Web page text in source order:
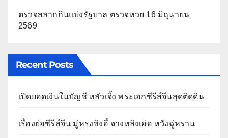
ตรวจสลากกินแบ่งรัฐบาล ตรวจหวย 16 มิถุนายน
2569
Recent Posts
เปิดยอดเงินในบัญชี หลัวเจิ้ง พระเอกซีรีส์จีนสุดติดดิน
เรื่องย่อซีรีส์จีน มู่หรงชิงอี้ จางหลิงเฮ่อ หวังฉู่หราน